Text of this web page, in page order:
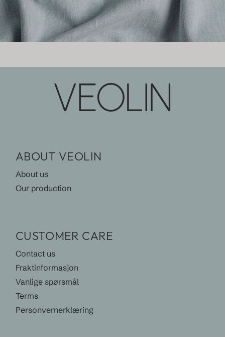
ABOUT VEOLIN
About us
Our production
CUSTOMER CARE
Contact us
Fraktinformasjon
Vanlige spørsmål
Terms
Personvernerklæring